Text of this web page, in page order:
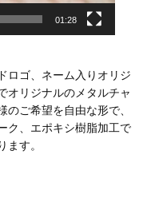
01:28
ロゴ、ネーム入りオリジ
オリジナルのメタルチャ
ご希望を自由な形で、
ク、エポキシ樹脂加工で
ます。